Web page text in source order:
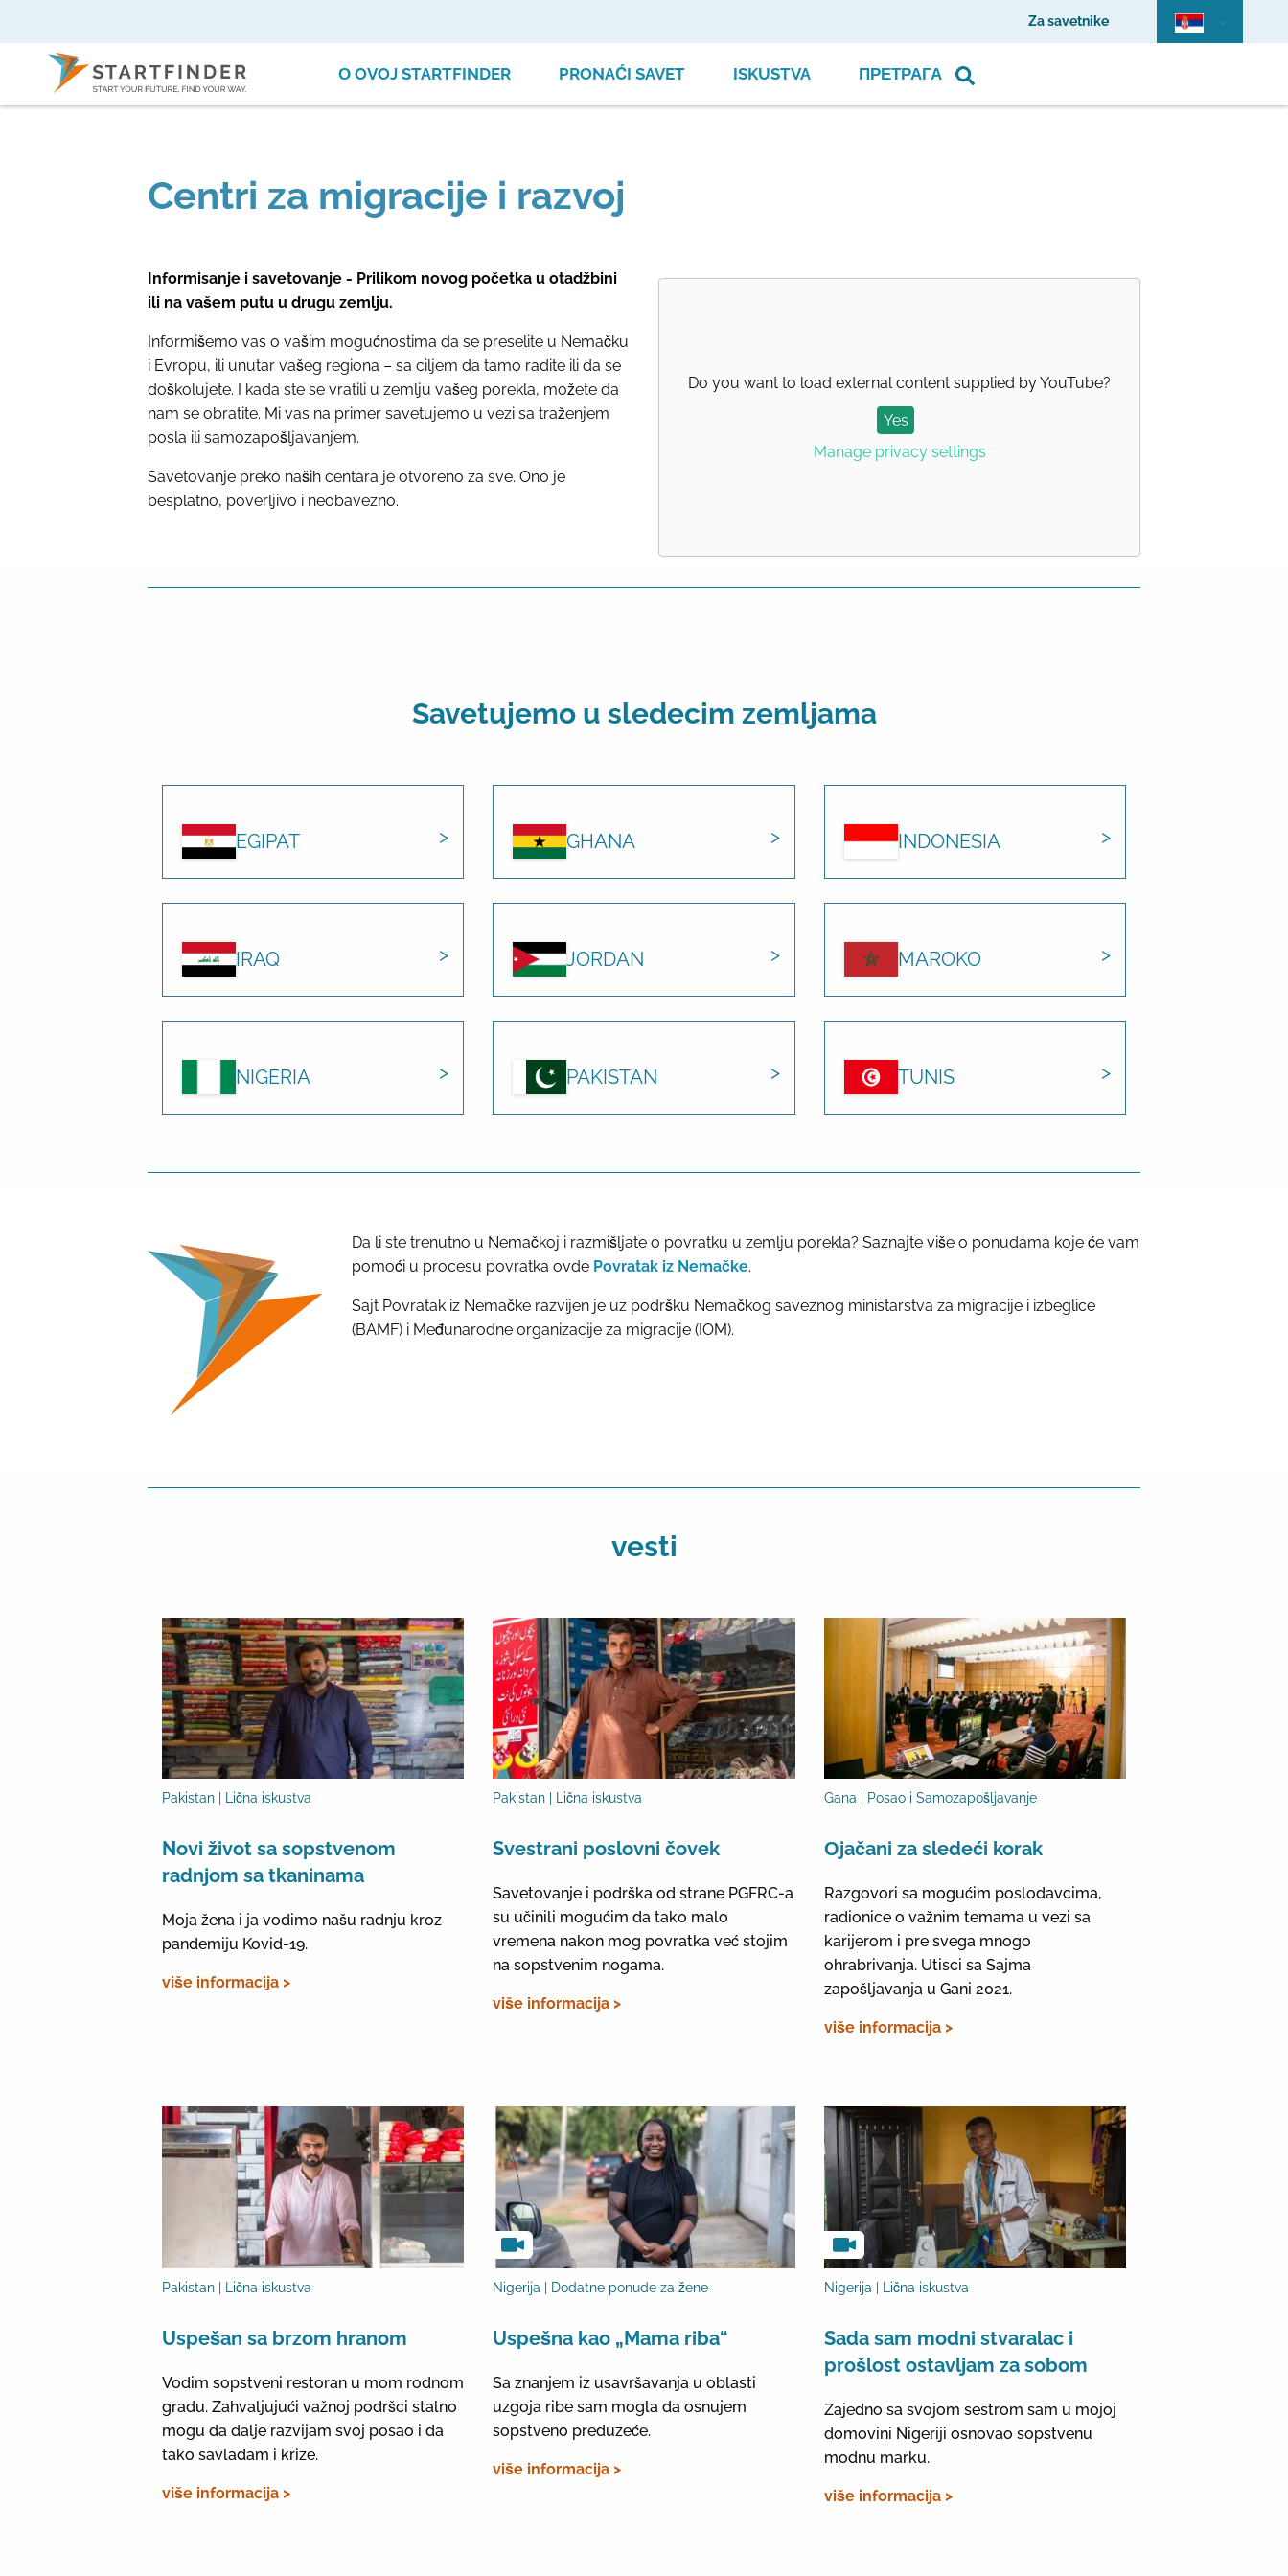
Za savetnike
О OVOJ STARTFINDER PRONAĆI SAVET ISKUSTVA ПРЕТРАГА
Centri za migracije i razvoj
Informisanje i savetovanje - Prilikom novog početka u otadžbini
ili na vašem putu u drugu zemlju.
Informišemo vas o vašim mogućnostima da se preselite u Nemačku
i Evropu, ili unutar vašeg regiona – sa ciljem da tamo radite ili da se
doškolujete. I kada ste se vratili u zemlju vašeg porekla, možete da
nam se obratite. Mi vas na primer savetujemo u vezi sa traženjem
posla ili samozapošljavanjem.
Savetovanje preko naših centara je otvoreno za sve. Ono je
besplatno, poverljivo i neobavezno.
Do you want to load external content supplied byYouTube?
Yes
Manage privacy settings
Savetujemo u sledecim zemljama
EGIPAT GHANA INDONESIA
IRAQ JORDAN MAROKO
NIGERIA PAKISTAN TUNIS
Da li ste trenutno u Nemačkoj i razmišljate o povratku u zemlju porekla? Saznajte više o ponudama koje će vam
pomoći u procesu povratka ovde Povratak iz Nemačke.
Sajt Povratak iz Nemačke razvijen je uz podršku Nemačkog saveznog ministarstva za migracije i izbeglice
(BAMF) i Međunarodne organizacije za migracije (IOM).
vesti
Pakistan | Lična iskustva
Novi život sa sopstvenom
radnjom sa tkaninama
Moja žena i ja vodimo našu radnju kroz
pandemiju Kovid-19.
više informacija >
Pakistan | Lična iskustva
Svestrani poslovni čovek
Savetovanje i podrška od strane PGFRC-a
su učinili mogućim da tako malo
vremena nakon mog povratka već stojim
na sopstvenim nogama.
više informacija >
Gana | Posao i Samozapošljavanje
Оjačani za sledeći korak
Razgovori sa mogućim poslodavcima,
radionice o važnim temama u vezi sa
karijerom i pre svega mnogo
ohrabrivanja. Utisci sa Sajma
zapošljavanja u Gani 2021.
više informacija >
Pakistan | Lična iskustva
Uspešan sa brzom hranom
Vodim sopstveni restoran u mom rodnom
gradu. Zahvaljujući važnoj podršci stalno
mogu da dalje razvijam svoj posao i da
tako savladam i krize.
više informacija >
Nigerija | Dodatne ponude za žene
Uspešna kao „Mama riba“
Sa znanjem iz usavršavanja u oblasti
uzgoja ribe sam mogla da osnujem
sopstveno preduzeće.
više informacija >
Nigerija | Lična iskustva
Sada sam modni stvaralac i
prošlost ostavljam za sobom
Zajedno sa svojom sestrom sam u mojoj
domovini Nigeriji osnovao sopstvenu
modnu marku.
više informacija >